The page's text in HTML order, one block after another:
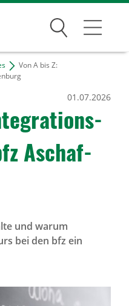
Suchen
Von A bis Z:
Aschaf­
01.07.2026
und warum
bei den bfz ein